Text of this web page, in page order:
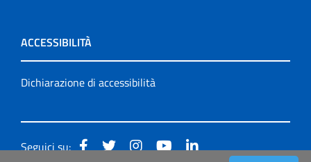
ACCESSIBILITÀ
Dichiarazione di accessibilità
Seguici su: